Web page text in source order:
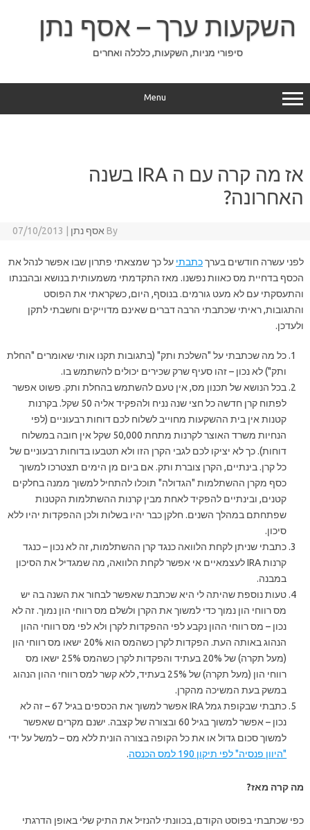
השקעות ערך – אסף נתן
סיפורי מניות, השקעות, כלכלה ואחרים
Menu
אז מה קרה עם ה IRA בשנה
האחרונה?
By אסף נתן 07/10/2013
לפני עשרה חודשים בערךכתבתיעל כך שמצאתי פתרון שבו אפשר לנהל את
הכסף בדחיית מס כאוות נפשנו. מאז התקדמתי משמעותית בנושא ובהבנתו
והתעסקתי עם לא מעט גורמים. בנוסף, היום, כשקראתי את הפוסט
והתגובות, ראיתי שכתבתי הרבה דברים שאינם מדוייקים וחשבתי לתקן
ולעדכן.
כל מה שכתבתי על "השלכת ותק" (בתגובות תקנו אותי שאומרים "החלת
ותק") לא נכון – זהו סעיף שרק שכירים יכולים להשתמש בו.
בכל הנושא של תכנון מס, אין טעם להשתמש בהחלת ותק. פשוט אפשר
לפתוח קרן חדשה כל חצי שנה נניח ולהפקיד אליה 50 שקל. בקרנות
קטנות אין בית ההשקעות מחוייב לשלוח לכם דוחות רבעוניים (לפי
הנחיות משרד האוצר לקרנות מתחת 50,000 שקל אין חובה במשלוח
דוחות). כך לא יציקו לכם לגבי הקרן הזו ולא תטבעו בדוחות רבעוניים של
כל קרן. בינתיים, הקרן צוברת ותק. אם ביום מן הימים תצטרכו למשוך
כסף מקרן ההשתלמות "הגדולה" תוכלו להתחיל למשוך ממנה בחלקים
קטנים, ובינתיים להפקיד לאחת מבין קרנות ההשתלמות הקטנות
שפתחתם במהלך השנים. חלקן כבר יהיו בשלות ולכן ההפקדות יהיו ללא
סיכון.
כתבתי שניתן לקחת הלוואה כנגד קרן ההשתלמות, זה לא נכון – כנגד
קרנות IRA לעצמאיים אי אפשר לקחת הלוואה, מה שמגדיל את הסיכון
במבנה.
טעות נוספת שהיתה לי היא שכתבת שאפשר לבחור את השנה בה יש
מס רווחי הון נמוך כדי למשוך את הקרן ולשלם מס רווחי הון נמוך. זה לא
נכון – מס רווחי ההון נקבע לפי ההפקדות לקרן ולא לפי מס רווחי ההון
הנהוג באותה העת. הפקדות לקרן כשהמס הוא 20% ישאו מס רווחי הון
(מעל תקרה) של 20% בעתיד והפקדות לקרן כשהמס 25% ישאו מס
רווחי הון (מעל תקרה) של 25% בעתיד, ללא קשר למס רווחי ההון הנהוג
במשק בעת המשיכה מהקרן.
כתבתי שבקופת גמל IRA אפשר למשוך את הכספים בגיל 67 – זה לא
נכון – אפשר למשוך בגיל 60 ובצורה של קצבה. ישנם מקרים שאפשר
למשוך סכום גדול או את כל הקופה בצורה הונית ללא מס – למשל על ידי
"היוון פנסיה" לפי תיקון 190 למס הכנסה
.
מה קרה מאז?
כפי שכתבתי בפוסט הקודם, בכוונתי להנזיל את התיק שלי באופן הדרגתי